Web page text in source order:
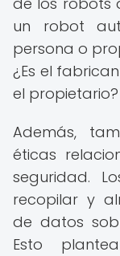
un robot
persona o
¿Es el
el propietario?
Además,
éticas
seguridad.
recopilar y
de datos
Esto